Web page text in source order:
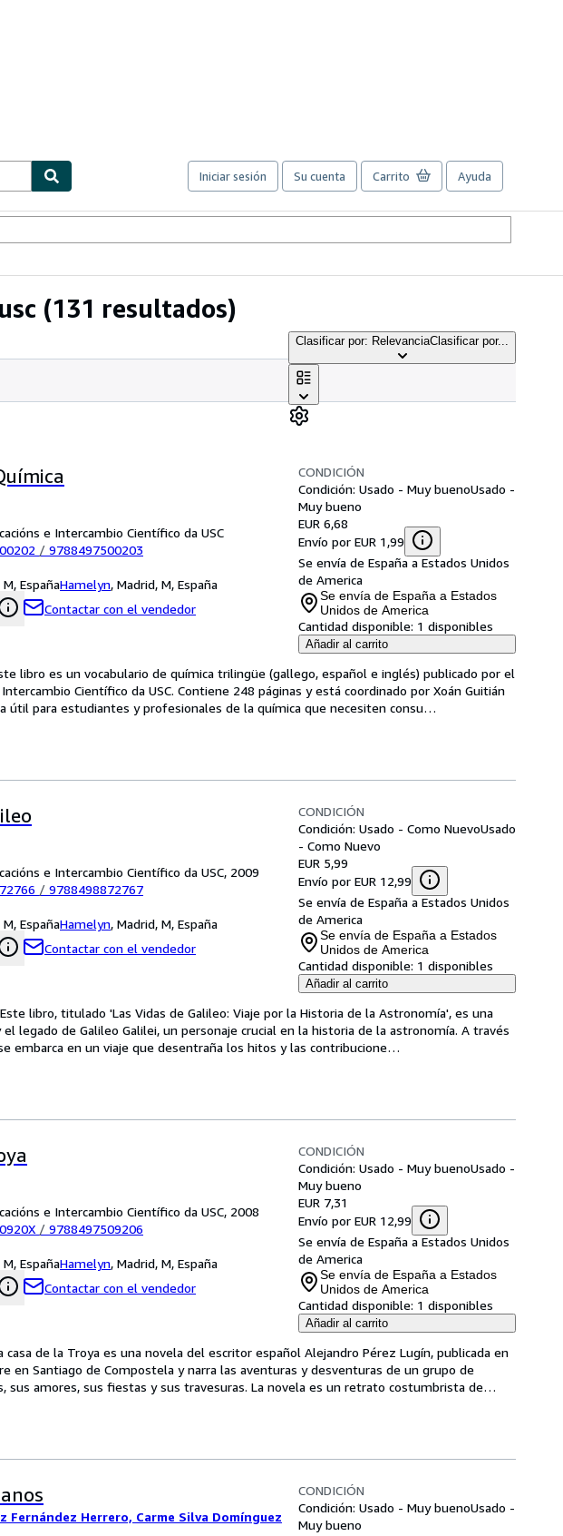
Iniciar sesión Su cuenta Carrito Ayuda
(131 resultados)
Clasificar por: RelevanciaClasificar por...
e Intercambio Científico da USC
/ 9788497500203
EspañaHamelyn, Madrid, M, España
Contactar con el vendedor
CONDICIÓN
Condición: Usado - Muy buenoUsado -
Muy bueno
EUR 6,68
Envío por EUR 1,99
Se envía de España a Estados Unidos
de America
Se envía de España a Estados
Unidos de America
Cantidad disponible: 1 disponibles
Añadir al carrito
libro es un vocabulario de química trilingüe (gallego, español e inglés) publicado por el
Científico da USC. Contiene 248 páginas y está coordinado por Xoán Guitián
útil para estudiantes y profesionales de la química que necesiten consu…
e Intercambio Científico da USC, 2009
/ 9788498872767
EspañaHamelyn, Madrid, M, España
Contactar con el vendedor
CONDICIÓN
Condición: Usado - Como NuevoUsado
- Como Nuevo
EUR 5,99
Envío por EUR 12,99
Se envía de España a Estados Unidos
de America
Se envía de España a Estados
Unidos de America
Cantidad disponible: 1 disponibles
Añadir al carrito
libro, titulado 'Las Vidas de Galileo: Viaje por la Historia de la Astronomía', es una
legado de Galileo Galilei, un personaje crucial en la historia de la astronomía. A través
embarca en un viaje que desentraña los hitos y las contribucione…
e Intercambio Científico da USC, 2008
/ 9788497509206
EspañaHamelyn, Madrid, M, España
Contactar con el vendedor
CONDICIÓN
Condición: Usado - Muy buenoUsado -
Muy bueno
EUR 7,31
Envío por EUR 12,99
Se envía de España a Estados Unidos
de America
Se envía de España a Estados
Unidos de America
Cantidad disponible: 1 disponibles
Añadir al carrito
casa de la Troya es una novela del escritor español Alejandro Pérez Lugín, publicada en
en Santiago de Compostela y narra las aventuras y desventuras de un grupo de
sus amores, sus fiestas y sus travesuras. La novela es un retrato costumbrista de…
Fernández Herrero, Carme Silva Domínguez
CONDICIÓN
Condición: Usado - Muy buenoUsado -
Muy bueno